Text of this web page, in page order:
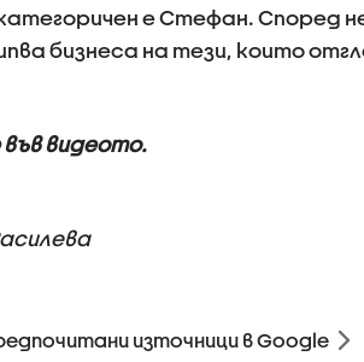
е Стефан. Според
бизнеса на тези, които
видеото.
източници в Google